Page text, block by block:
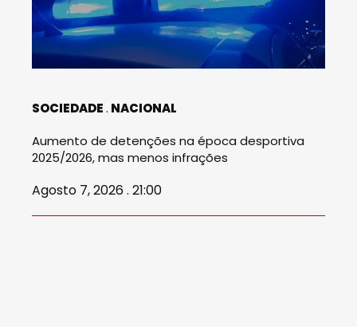
SOCIEDADE NACIONAL
Aumento de detenções na época desportiva
2025/2026, mas menos infrações
Agosto 7, 2026 . 21:00